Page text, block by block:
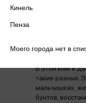
В этой книге
такие разные.
мальчишках,
бунтов,
Кинель
Пенза
Моего города нет в